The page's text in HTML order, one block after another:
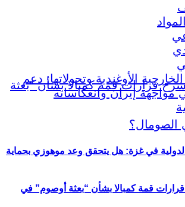
قرارات قمة كمبالا بشأن “بعثة أوصوم” في
الدولية في غزة: هل يتحقق وعد موهوزي بحماية